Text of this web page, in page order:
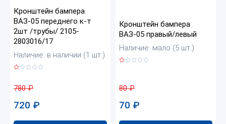
Кронштейн бампера
ВАЗ-05 переднего к-т
2шт /трубы/ 2105-
2803016/17
Наличие: в наличии (1 шт.)
780₽
720 ₽
Кронштейн бампера
ВАЗ-05 правый/левый
Наличие: мало (5 шт.)
80₽
70 ₽